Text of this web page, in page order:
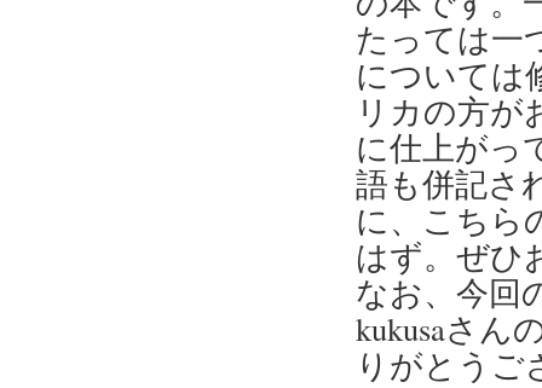
たっては一
については
リカの方が
に仕上がっ
語も併記さ
に、こちら
はず。ぜひ
なお、今回
kukusaさん
りがとうご